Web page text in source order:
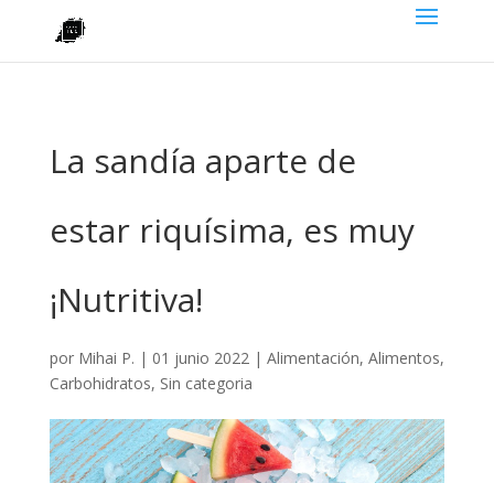
La sandía aparte de
estar riquísima, es muy
¡Nutritiva!
por Mihai P. | 01 junio 2022| Alimentación, Alimentos,
Carbohidratos, Sin categoria